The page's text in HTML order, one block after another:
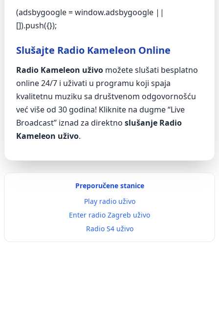
(adsbygoogle = window.adsbygoogle ||
[]).push({});
Slušajte Radio Kameleon Online
Radio Kameleon uživo možete slušati besplatno
online 24/7 i uživati u programu koji spaja
kvalitetnu muziku sa društvenom odgovornošću
već više od 30 godina! Kliknite na dugme “Live
Broadcast” iznad za direktno slušanje Radio
Kameleon uživo.
Preporučene stanice
Play radio uživo
Enter radio Zagreb uživo
Radio S4 uživo